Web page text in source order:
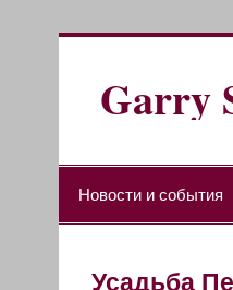
Перейти
Garry
Новости и события
Усадьба